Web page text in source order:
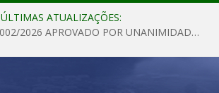
ÚLTIMAS ATUALIZAÇÕES:
PROJETO DE LEI 002/2026 APROVADO POR UNANIMIDADE EM SESSÃO ORDINÁRIA NESTA QUINTA – FEIRA 28 DE MAIO DE 2026